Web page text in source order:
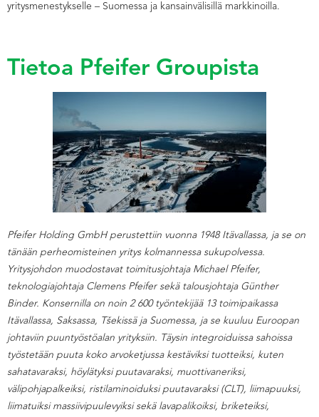
yritysmenestykselle – Suomessa ja kansainvälisillä markkinoilla.
Tietoa Pfeifer Groupista
Pfeifer Holding GmbH perustettiin vuonna 1948 Itävallassa, ja se on
tänään perheomisteinen yritys kolmannessa sukupolvessa.
Yritysjohdon muodostavat toimitusjohtaja Michael Pfeifer,
teknologiajohtaja Clemens Pfeifer sekä talousjohtaja Günther
Binder. Konsernilla on noin 2 600 työntekijää 13 toimipaikassa
Itävallassa, Saksassa, Tšekissä ja Suomessa, ja se kuuluu Euroopan
johtaviin puuntyöstöalan yrityksiin. Täysin integroiduissa sahoissa
työstetään puuta koko arvoketjussa kestäviksi tuotteiksi, kuten
sahatavaraksi, höylätyksi puutavaraksi, muottivaneriksi,
välipohjapalkeiksi, ristilaminoiduksi puutavaraksi (CLT), liimapuuksi,
liimatuiksi massiivipuulevyiksi sekä lavapalikoiksi, briketeiksi,